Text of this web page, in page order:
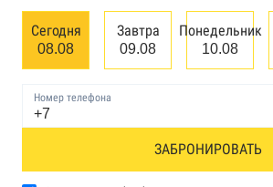
банкротстве юридических лиц
Реестр товарных знаков и
Сегодня
08.08
Завтра
09.08
Понедельник
10.08
Номер телефона
ЗАБРОНИРОВАТЬ